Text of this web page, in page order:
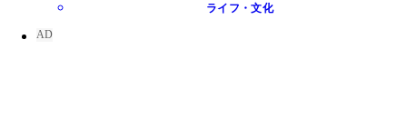
ライフ・文化